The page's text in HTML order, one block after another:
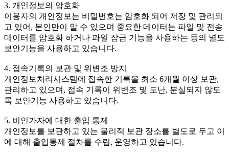
3. 개인정보의 암호화
이용자의 개인정보는 비밀번호는 암호화 되어 저장 및 관리되
고 있어, 본인만이 알 수 있으며 중요한 데이터는 파일 및 전송
데이터를 암호화 하거나 파일 잠금 기능을 사용하는 등의 별도
보안기능을 사용하고 있습니다.
4. 접속기록의 보관 및 위변조 방지
개인정보처리시스템에 접속한 기록을 최소 6개월 이상 보관,
관리하고 있으며, 접속 기록이 위변조 및 도난, 분실되지 않도
록 보안기능 사용하고 있습니다.
5. 비인가자에 대한 출입 통제
개인정보를 보관하고 있는 물리적 보관 장소를 별도로 두고 이
에 대해 출입통제 절차를 수립, 운영하고 있습니다.